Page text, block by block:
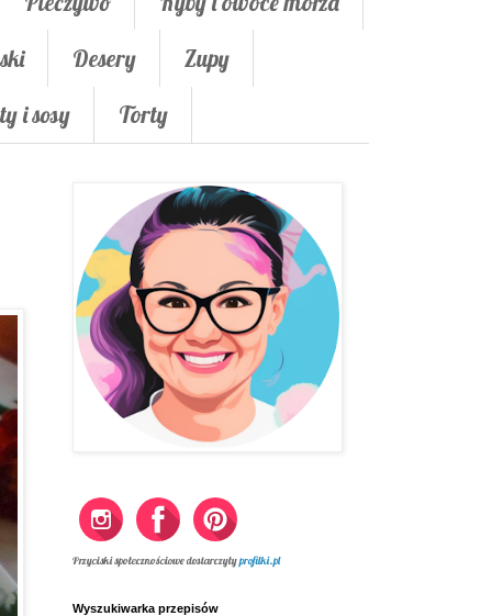
Desery
Zupy
i sosy
Torty
Przyciski społecznościowe dostarczyłyprofilki.pl
Wyszukiwarka przepisów